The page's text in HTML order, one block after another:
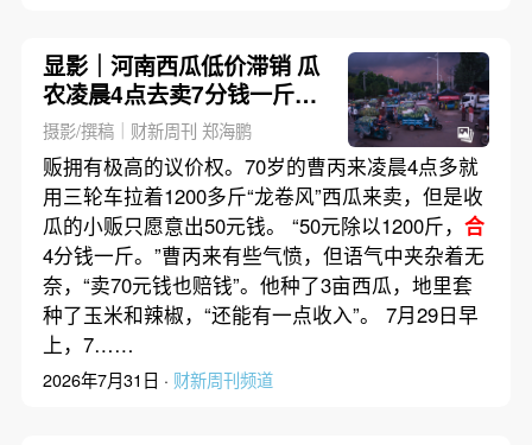
显影｜河南西瓜低价滞销 瓜
农凌晨4点去卖7分钱一斤的
瓜(含视频)
摄影/撰稿｜财新周刊 郑海鹏
贩拥有极高的议价权。70岁的曹丙来凌晨4点多就
用三轮车拉着1200多斤“龙卷风”西瓜来卖，但是收
瓜的小贩只愿意出50元钱。 “50元除以1200斤， 合
4分钱一斤。”曹丙来有些气愤，但语气中夹杂着无
奈，“卖70元钱也赔钱”。他种了3亩西瓜，地里套
种了玉米和辣椒，“还能有一点收入”。 7月29日早
上，7……
2026年7月31日 · 财新周刊频道